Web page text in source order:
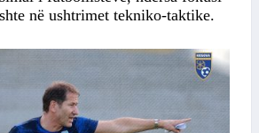
në ushtrimet tekniko-taktike.